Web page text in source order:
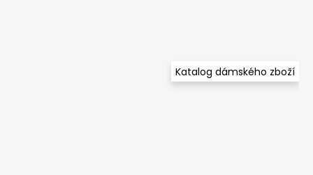
Katalog dámského zboží